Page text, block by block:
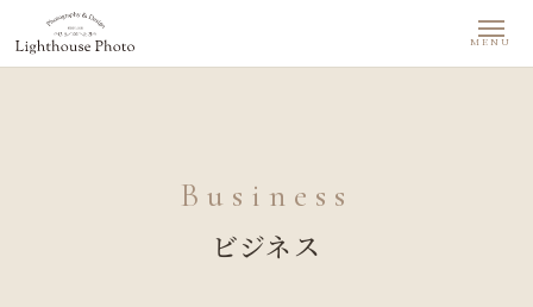
MENU
Business
ビジネス